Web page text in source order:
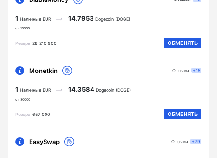
1 Наличные EUR
от 10000
14.7953 Dogecoin (DOGE)
Резерв 28 210 900 ОБМЕНЯТЬ
Monetkin
1 Наличные EUR
от 30000
14.3584 Dogecoin (DOGE)
Резерв 657 000 ОБМЕНЯТЬ
Отзывы +15
EasySwap Отзывы +79